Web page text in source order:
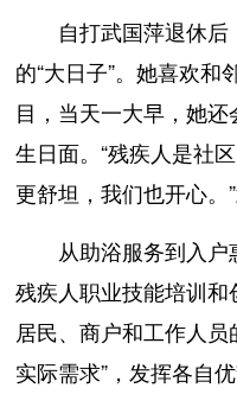
自打武国萍退休后
的“大日子”。她喜欢
目，当天一大早，她
生日面。“残疾人是社
更舒坦，我们也开心。”
从助浴服务到入户
残疾人职业技能培训
居民、商户和工作人
实际需求”，发挥各自